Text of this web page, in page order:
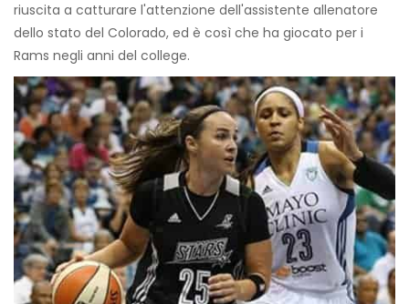
riuscita a catturare l'attenzione dell'assistente allenatore
dello stato del Colorado, ed è così che ha giocato per i
Rams negli anni del college.